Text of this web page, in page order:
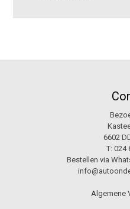
6602
T: 024
Bestellen via
Algemene